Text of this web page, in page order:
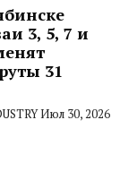
3, 5, 7 и
31
Июл 30, 2026